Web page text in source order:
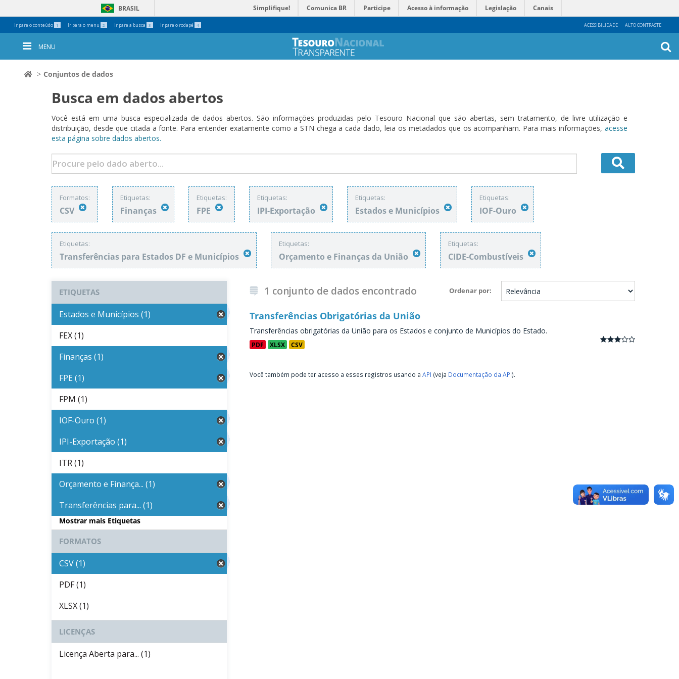
Ir para o conteúdo 1 Ir para o menu 2 Ir para a busca 3 Ir para o rodapé 4 ACESSIBILIDADE ALTO CONTRASTE
BRASIL Simplifique! Comunica BR Participe Acesso à informação Legislação Canais
Ferramentas
Pessoais
MENU
Conjuntos de dados
Busca em dados abertos
Você está em uma busca especializada de dados abertos. São informações produzidas pelo Tesouro Nacional que são abertas, sem tratamento, de livre utilização e
distribuição, desde que citada a fonte. Para entender exatamente como a STN chega a cada dado, leia os metadados que os acompanham. Para mais informações, acesse
esta página sobre dados abertos.
Formatos:
CSV
Etiquetas:
Finanças
Etiquetas:
FPE
Etiquetas:
IPI-Exportação
Etiquetas:
Estados e Municípios
Etiquetas:
IOF-Ouro
Etiquetas:
Transferências para Estados DF e Municípios
Etiquetas:
Orçamento e Finanças da União
Etiquetas:
CIDE-Combustíveis
Ordenar por
1 conjunto de dados encontrado
Transferências Obrigatórias da União
Transferências obrigatórias da União para os Estados e conjunto de Municípios do Estado.
PDF XLSX CSV
Você também pode ter acesso a esses registros usando a API (veja Documentação da API).
ETIQUETAS
Estados e Municípios (1)
FEX (1)
Finanças (1)
FPE (1)
FPM (1)
IOF-Ouro (1)
IPI-Exportação (1)
ITR (1)
Orçamento e Finança... (1)
Transferências para... (1)
Mostrar mais Etiquetas
FORMATOS
CSV (1)
PDF (1)
XLSX (1)
LICENÇAS
Licença Aberta para... (1)